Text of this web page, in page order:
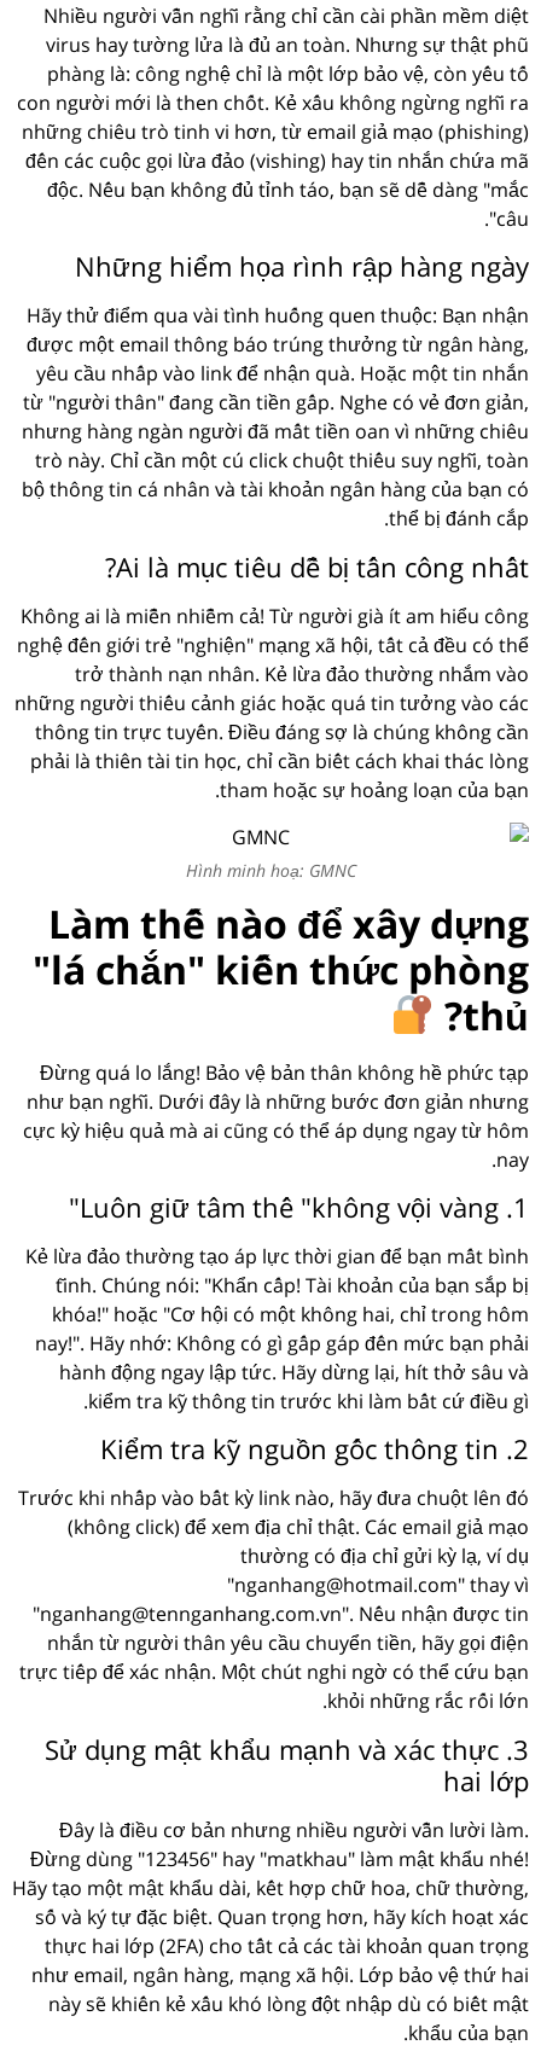
Nhiều người vẫn nghĩ rằng chỉ cần cài phần mềm diệt
virus hay tường lửa là đủ an toàn. Nhưng sự thật phũ
phàng là: công nghệ chỉ là một lớp bảo vệ, còn yếu tố
con người mới là then chốt. Kẻ xấu không ngừng nghĩ ra
những chiêu trò tinh vi hơn, từ email giả mạo (phishing)
đến các cuộc gọi lừa đảo (vishing) hay tin nhắn chứa mã
độc. Nếu bạn không đủ tỉnh táo, bạn sẽ dễ dàng "mắc
câu".
Những hiểm họa rình rập hàng ngày
Hãy thử điểm qua vài tình huống quen thuộc: Bạn nhận
được một email thông báo trúng thưởng từ ngân hàng,
yêu cầu nhấp vào link để nhận quà. Hoặc một tin nhắn
từ "người thân" đang cần tiền gấp. Nghe có vẻ đơn giản,
nhưng hàng ngàn người đã mất tiền oan vì những chiêu
trò này. Chỉ cần một cú click chuột thiếu suy nghĩ, toàn
bộ thông tin cá nhân và tài khoản ngân hàng của bạn có
thể bị đánh cắp.
Ai là mục tiêu dễ bị tấn công nhất?
Không ai là miễn nhiễm cả! Từ người già ít am hiểu công
nghệ đến giới trẻ "nghiện" mạng xã hội, tất cả đều có thể
trở thành nạn nhân. Kẻ lừa đảo thường nhắm vào
những người thiếu cảnh giác hoặc quá tin tưởng vào các
thông tin trực tuyến. Điều đáng sợ là chúng không cần
phải là thiên tài tin học, chỉ cần biết cách khai thác lòng
tham hoặc sự hoảng loạn của bạn.
Hình minh hoạ: GMNC
Làm thế nào để xây dựng
"lá chắn" kiến thức phòng
thủ?
Đừng quá lo lắng! Bảo vệ bản thân không hề phức tạp
như bạn nghĩ. Dưới đây là những bước đơn giản nhưng
cực kỳ hiệu quả mà ai cũng có thể áp dụng ngay từ hôm
nay.
1. Luôn giữ tâm thế "không vội vàng"
Kẻ lừa đảo thường tạo áp lực thời gian để bạn mất bình
tĩnh. Chúng nói: "Khẩn cấp! Tài khoản của bạn sắp bị
khóa!" hoặc "Cơ hội có một không hai, chỉ trong hôm
nay!". Hãy nhớ: Không có gì gấp gáp đến mức bạn phải
hành động ngay lập tức. Hãy dừng lại, hít thở sâu và
kiểm tra kỹ thông tin trước khi làm bất cứ điều gì.
2. Kiểm tra kỹ nguồn gốc thông tin
Trước khi nhấp vào bất kỳ link nào, hãy đưa chuột lên đó
(không click) để xem địa chỉ thật. Các email giả mạo
thường có địa chỉ gửi kỳ lạ, ví dụ
"nganhang@hotmail.com" thay vì
"nganhang@tennganhang.com.vn". Nếu nhận được tin
nhắn từ người thân yêu cầu chuyển tiền, hãy gọi điện
trực tiếp để xác nhận. Một chút nghi ngờ có thể cứu bạn
khỏi những rắc rối lớn.
3. Sử dụng mật khẩu mạnh và xác thực
hai lớp
Đây là điều cơ bản nhưng nhiều người vẫn lười làm.
Đừng dùng "123456" hay "matkhau" làm mật khẩu nhé!
Hãy tạo một mật khẩu dài, kết hợp chữ hoa, chữ thường,
số và ký tự đặc biệt. Quan trọng hơn, hãy kích hoạt xác
thực hai lớp (2FA) cho tất cả các tài khoản quan trọng
như email, ngân hàng, mạng xã hội. Lớp bảo vệ thứ hai
này sẽ khiến kẻ xấu khó lòng đột nhập dù có biết mật
khẩu của bạn.